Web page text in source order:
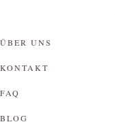
ÜBER UNS
KONTAKT
FAQ
BLOG